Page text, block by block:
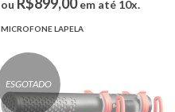
ou
em até 10x.
MICROFONE LAPELA
ESGOTADO